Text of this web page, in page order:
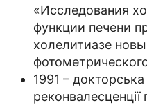
«Исследования
функции печени
холелитиазе
1991 –
реконвалесценції